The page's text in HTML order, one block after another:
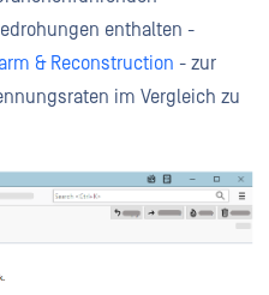
enthalten -
& Reconstruction - zur
im Vergleich zu